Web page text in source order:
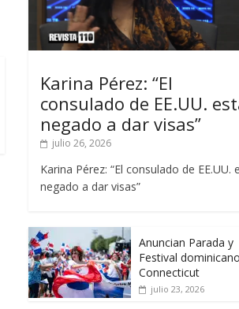
Karina Pérez: “El
consulado de EE.UU.
negado a dar visas”
julio 26, 2026
Karina Pérez: “El consulado de EE.UU.
negado a dar visas”
Anuncian Parada y
Festival
Connecticut
julio 23, 2026